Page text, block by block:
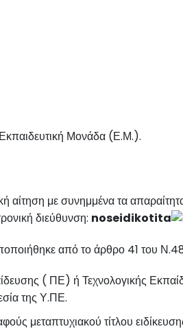
Μονάδα (Ε.Μ.).
αίτηση με συνημμένα τα
διεύθυνση: noseidikotita
από το άρθρο 41 του
( ΠΕ) ή Τεχνολογικής
της Υ.ΠΕ.
μεταπτυχιακού τίτλου